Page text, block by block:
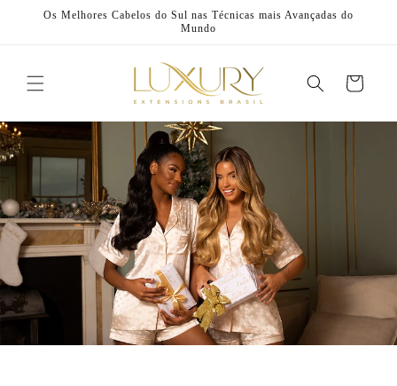
para o
Os Melhores Cabelos do Sul nas Técnicas mais Avançadas do
Mundo
Carrinho